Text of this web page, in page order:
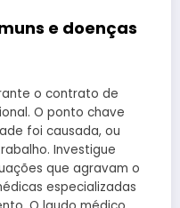
e doenças
o contrato de
O ponto chave
foi causada, ou
Investigue
que agravam o
especializadas